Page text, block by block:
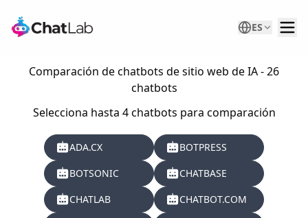
ES
Comparación de chatbots de sitio web de IA - 26
chatbots
Selecciona hasta 4 chatbots para comparación
ADA.CX
BOTPRESS
BOTSONIC
CHATBASE
CHATLAB
CHATBOT.COM